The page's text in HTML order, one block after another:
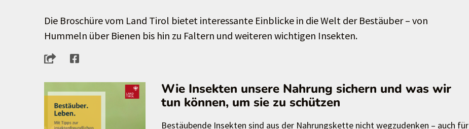
Die Broschüre vom Land Tirol bietet interessante Einblicke in die Welt der Bestäuber – von
Hummeln über Bienen bis hin zu Faltern und weiteren wichtigen Insekten.
Wie Insekten unsere Nahrung sichern und was wir
tun können, um sie zu schützen
Bestäubende Insekten sind aus der Nahrungskette nicht wegzudenken – auch für